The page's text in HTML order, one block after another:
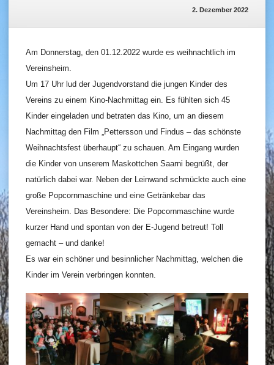
2. Dezember 2022
Am Donnerstag, den 01.12.2022 wurde es weihnachtlich im
Vereinsheim.
Um 17 Uhr lud der Jugendvorstand die jungen Kinder des
Vereins zu einem Kino-Nachmittag ein. Es fühlten sich 45
Kinder eingeladen und betraten das Kino, um an diesem
Nachmittag den Film „Pettersson und Findus – das schönste
Weihnachtsfest überhaupt“ zu schauen. Am Eingang wurden
die Kinder von unserem Maskottchen Saarni begrüßt, der
natürlich dabei war. Neben der Leinwand schmückte auch eine
große Popcornmaschine und eine Getränkebar das
Vereinsheim. Das Besondere: Die Popcornmaschine wurde
kurzer Hand und spontan von der E-Jugend betreut! Toll
gemacht – und danke!
Es war ein schöner und besinnlicher Nachmittag, welchen die
Kinder im Verein verbringen konnten.